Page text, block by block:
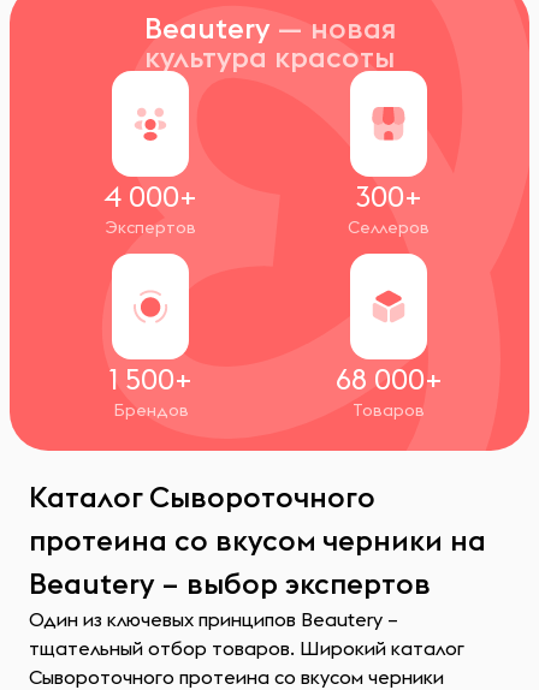
Beautery — новая
культура красоты
4 000+
Экспертов
300+
Селлеров
1 500+
Брендов
68 000+
Товаров
Каталог Сывороточного
протеина со вкусом черники на
Beautery – выбор экспертов
Один из ключевых принципов Beautery –
тщательный отбор товаров. Широкий каталог
Сывороточного протеина со вкусом черники